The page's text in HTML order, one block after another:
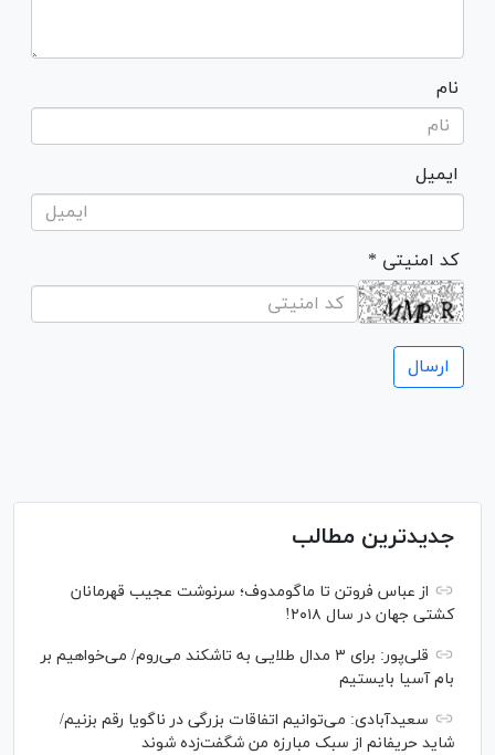
نام
ایمیل
* کد امنیتی
جدیدترین مطالب
از عباس فروتن تا ماگومدوف؛ سرنوشت عجیب قهرمانان
کشتی جهان در سال ۲۰۱۸!
قلی‌پور: برای ۳ مدال طلایی به تاشکند می‌روم/ می‌خواهیم بر
بام آسیا بایستیم
سعیدآبادی: می‌توانیم اتفاقات بزرگی در ناگویا رقم بزنیم/
شاید حریفانم از سبک مبارزه من شگفت‌زده شوند